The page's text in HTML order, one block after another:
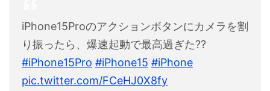
iPhone15Proのアクションボタンにカメラを割
り振ったら、爆速起動で最高過ぎた??
#iPhone15Pro #iPhone15 #iPhone
pic.twitter.com/FCeHJ0X8fy